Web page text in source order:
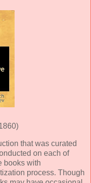
that was curated
on each of
books with
process. Though